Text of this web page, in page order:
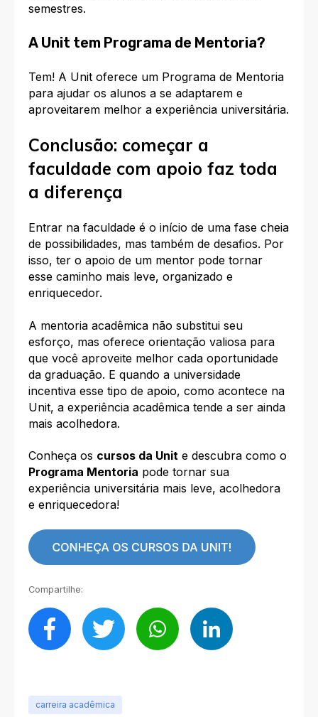
semestres.
A Unit tem Programa de Mentoria?
Tem! A Unit oferece um Programa de Mentoria
para ajudar os alunos a se adaptarem e
aproveitarem melhor a experiência universitária.
Conclusão: começar a
faculdade com apoio faz toda
a diferença
Entrar na faculdade é o início de uma fase cheia
de possibilidades, mas também de desafios. Por
isso, ter o apoio de um mentor pode tornar
esse caminho mais leve, organizado e
enriquecedor.
A mentoria acadêmica não substitui seu
esforço, mas oferece orientação valiosa para
que você aproveite melhor cada oportunidade
da graduação. E quando a universidade
incentiva esse tipo de apoio, como acontece na
Unit, a experiência acadêmica tende a ser ainda
mais acolhedora.
Conheça os cursos da Unit e descubra como o
Programa Mentoria pode tornar sua
experiência universitária mais leve, acolhedora
e enriquecedora!
Compartilhe:
carreira acadêmica